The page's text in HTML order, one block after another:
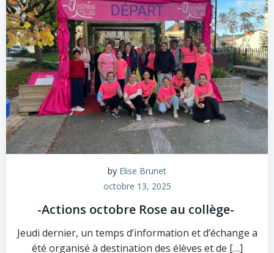
by Elise Brunet
octobre 13, 2025
-Actions octobre Rose au collège-
Jeudi dernier, un temps d’information et d’échange a
été organisé à destination des élèves et de […]